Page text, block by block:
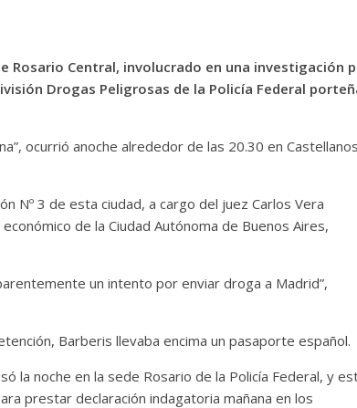
Rosario Central, involucrado en una investigación
Drogas Peligrosas de la Policía Federal
ocurrió anoche alrededor de las 20.30 en
Nº 3 de esta ciudad, a cargo del juez Carlos Vera
de la Ciudad Autónoma de Buenos Aires,
un intento por enviar droga a Madrid”,
Barberis llevaba encima un pasaporte español.
la noche en la sede Rosario de la Policía Federal, y
prestar declaración indagatoria mañana en los